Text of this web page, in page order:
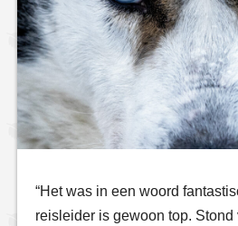
“Het was in een woord
reisleider is gewoon top. Stond